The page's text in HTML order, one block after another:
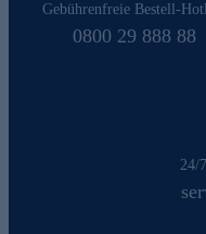
Gebührenfreie Bestell-
0800 29 888 88
24/